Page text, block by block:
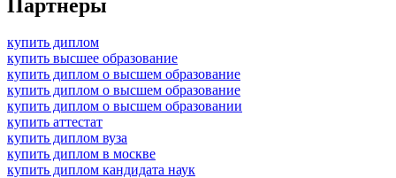
Партнеры
купить диплом
купить высшее образование
купить диплом о высшем образование
купить диплом о высшем образование
купить диплом о высшем образовании
купить аттестат
купить диплом вуза
купить диплом в москве
купить диплом кандидата наук